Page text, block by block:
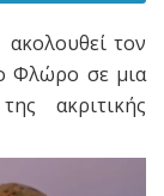
ακολουθεί τον
Φλώρο σε μια
ακριτικής